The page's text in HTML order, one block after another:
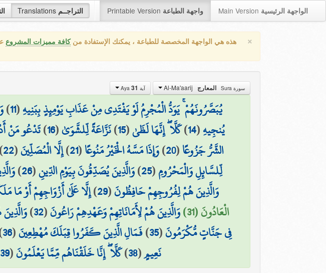
Translations التراجــم Printable Version واجهة الطباعة Main Version الواجهة الرئيسية
× هذه هي الواجهة المخصصة للطباعة ، يمكنك الإستفادة منكافة مميزات المشروع
سورة Sura المعارج آية Aya 31
يُبَصَّرُونَهُمْ ۚ يَوَدُّ الْمُجْرِمُ لَوْ يَفْتَدِي مِنْ عَذَابِ يَوْمِئِذٍ بِبَنِيهِ(
11
)
يُنجِيهِ(
14
)كَلَّا ۖ إِنَّهَا لَظَىٰ(
15
)نَزَّاعَةً لِّلشَّوَىٰ(
16
)تَدْعُو مَنْ
الشَّرُّ جَزُوعًا(
20
)وَإِذَا مَسَّهُ الْخَيْرُ مَنُوعًا(
21
)إِلَّا الْمُصَلِّينَ(
22
لِّلسَّائِلِ وَالْمَحْرُومِ(
25
)وَالَّذِينَ يُصَدِّقُونَ بِيَوْمِ الدِّينِ(
26
)
وَالَّذِينَ هُمْ لِفُرُوجِهِمْ حَافِظُونَ(
29
)إِلَّا عَلَىٰ أَزْوَاجِهِمْ أَوْ مَا
الْعَادُونَ (31)
وَالَّذِينَ هُمْ لِأَمَانَاتِهِمْ وَعَهْدِهِمْ رَاعُونَ(
32
)
فِي جَنَّاتٍ مُّكْرَمُونَ(
35
)فَمَالِ الَّذِينَ كَفَرُوا قِبَلَكَ مُهْطِعِينَ(
36
نَعِيمٍ(
38
)كَلَّا ۖ إِنَّا خَلَقْنَاهُم مِّمَّا يَعْلَمُونَ(
39